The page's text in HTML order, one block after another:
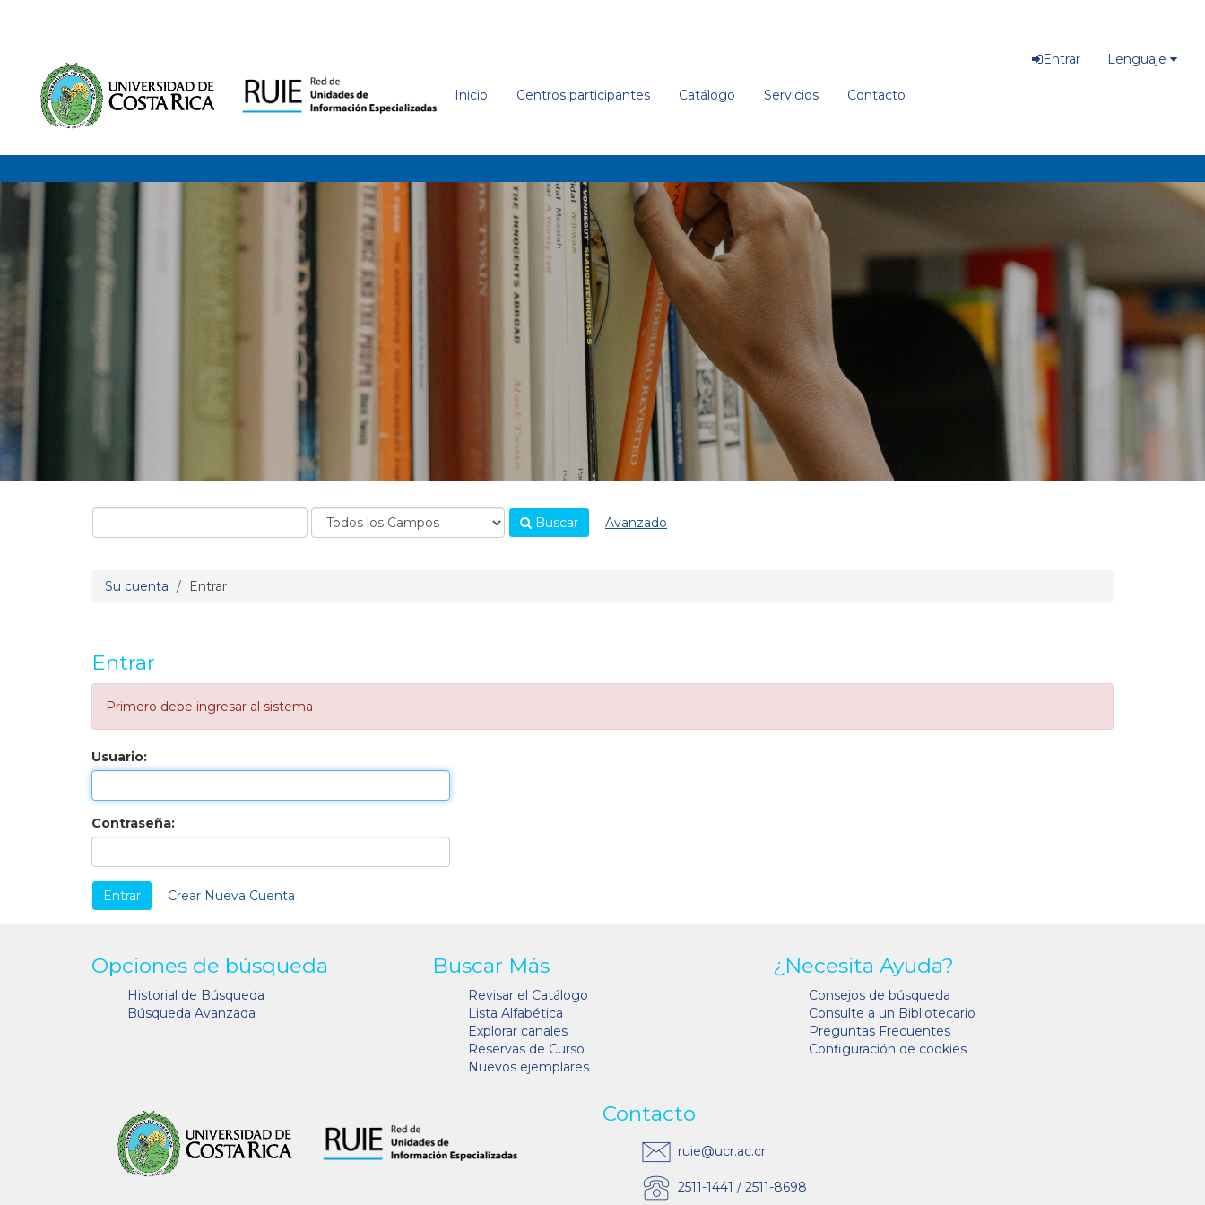
Inicio Centros participantes Catálogo Servicios Contacto
Entrar Lenguaje
Buscar Avanzado
Su cuenta Entrar
Entrar
Primero debe ingresar al sistema
Usuario:
Contraseña:
Crear Nueva Cuenta
Opciones de búsqueda
Historial de Búsqueda
Búsqueda Avanzada
Buscar Más
Revisar el Catálogo
Lista Alfabética
Explorar canales
Reservas de Curso
Nuevos ejemplares
¿Necesita Ayuda?
Consejos de búsqueda
Consulte a un Bibliotecario
Preguntas Frecuentes
Configuración de cookies
Contacto
ruie@ucr.ac.cr
2511-1441 / 2511-8698